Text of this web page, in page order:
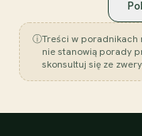
ⓘTreści w poradnikach
nie stanowią porady
skonsultuj się ze